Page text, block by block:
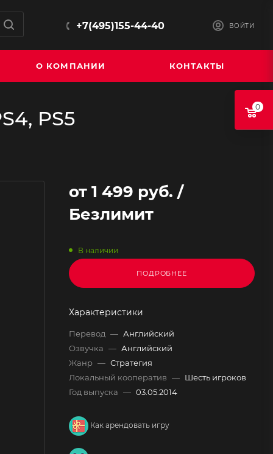
ВОЙТИ
+7(495)155-44-40
О КОМПАНИИ КОНТАКТЫ
PS5
от 1 499 руб. /
Безлимит
В наличии
ПОДРОБНЕЕ
Характеристики
Перевод — Английский
Озвучка — Английский
Жанр — Стратегия
Локальный кооператив — Шесть игроков
Год выпуска — 03.05.2014
Как арендовать игру
0